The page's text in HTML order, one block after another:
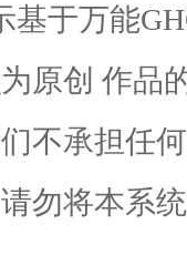
基于万能
原创 作品
不承担任
勿将本系